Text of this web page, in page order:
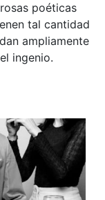
poéticas
tal cantidad
ampliamente
ingenio.